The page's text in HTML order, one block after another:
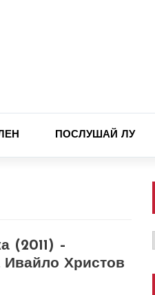
ПОСЛУШАЙ ЛУ
(2011) –
Ивайло Христов